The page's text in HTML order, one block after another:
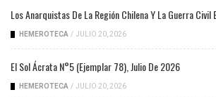
Los Anarquistas De La Región Chilena Y La Guerra
HEMEROTECA / JULIO 20, 2026
El Sol Ácrata N°5 (ejemplar 78), Julio De 2026
HEMEROTECA / JULIO 20, 2026